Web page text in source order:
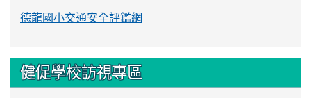
德龍國小交通安全評鑑網
健促學校訪視專區